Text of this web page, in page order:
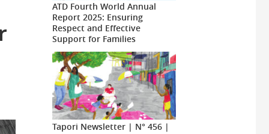
ATD Fourth World Annual
Report 2025: Ensuring
Respect and Effective
Support for Families
Tapori Newsletter | N° 456 |